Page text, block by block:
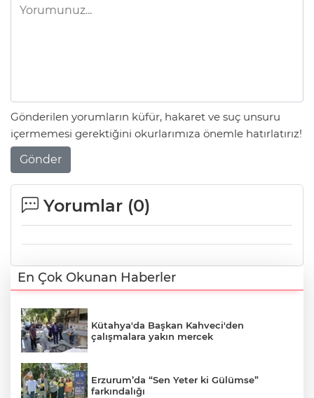
Gönderilen yorumların küfür, hakaret ve suç unsuru
içermemesi gerektiğini okurlarımıza önemle hatırlatırız!
Gönder
Yorumlar (0)
En Çok Okunan Haberler
Kütahya'da Başkan Kahveci'den
çalışmalara yakın mercek
Erzurum’da “Sen Yeter ki Gülümse”
farkındalığı